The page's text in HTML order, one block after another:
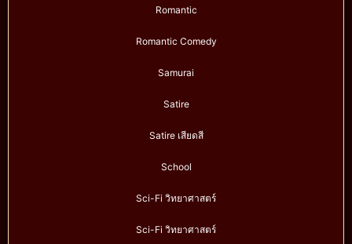
Romantic
Romantic Comedy
Samurai
Satire
Satire เสียดสี
School
Sci-Fi วิทยาศาสตร์
Sci-Fi วิทยาศาสตร์